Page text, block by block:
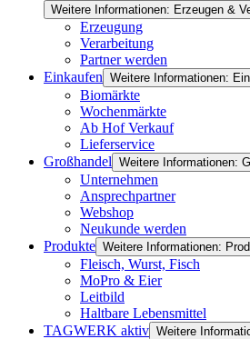
Weitere Informationen: Erzeugen &
Erzeugung
Verarbeitung
Partner werden
Einkaufen Weitere Informationen:
Biomärkte
Wochenmärkte
Ab Hof Verkauf
Lieferservice
Großhandel Weitere Informationen:
Unternehmen
Ansprechpartner
Webshop
Neukunde werden
Produkte Weitere Informationen:
Fleisch, Wurst, Fisch
MoPro & Eier
Leitbild
Haltbare Lebensmittel
TAGWERK aktiv Weitere